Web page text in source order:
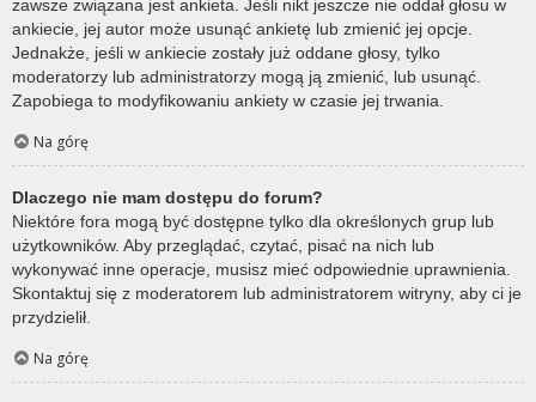
zawsze związana jest ankieta. Jeśli nikt jeszcze nie oddał głosu w
ankiecie, jej autor może usunąć ankietę lub zmienić jej opcje.
Jednakże, jeśli w ankiecie zostały już oddane głosy, tylko
moderatorzy lub administratorzy mogą ją zmienić, lub usunąć.
Zapobiega to modyfikowaniu ankiety w czasie jej trwania.
Na górę
Dlaczego nie mam dostępu do forum?
Niektóre fora mogą być dostępne tylko dla określonych grup lub
użytkowników. Aby przeglądać, czytać, pisać na nich lub
wykonywać inne operacje, musisz mieć odpowiednie uprawnienia.
Skontaktuj się z moderatorem lub administratorem witryny, aby ci je
przydzielił.
Na górę